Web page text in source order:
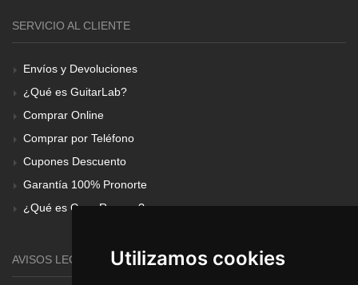
Utilizamos cookies
SERVICIO AL CLIENTE
Envíos y Devoluciones
¿Qué es GuitarLab?
Comprar Online
Comprar por Teléfono
Cupones Descuento
Garantía 100% Pronorte
¿Qué es Gear Renove?
AVISOS LEGALES